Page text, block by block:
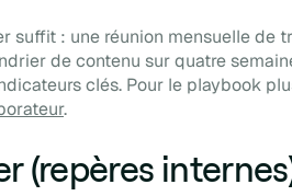
suffit : une réunion mensuelle de
de contenu sur quatre
clés. Pour le playbook
.
(repères